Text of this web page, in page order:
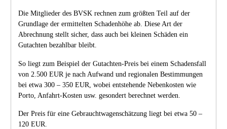
Die Mitglieder des BVSK rechnen zum größten Teil auf der
Grundlage der ermittelten Schadenhöhe ab. Diese Art der
Abrechnung stellt sicher, dass auch bei kleinen Schäden ein
Gutachten bezahlbar bleibt.
So liegt zum Beispiel der Gutachten-Preis bei einem Schadensfall
von 2.500 EUR je nach Aufwand und regionalen Bestimmungen
bei etwa 300 – 350 EUR, wobei entstehende Nebenkosten wie
Porto, Anfahrt-Kosten usw. gesondert berechnet werden.
Der Preis für eine Gebrauchtwagenschätzung liegt bei etwa 50 –
120 EUR.